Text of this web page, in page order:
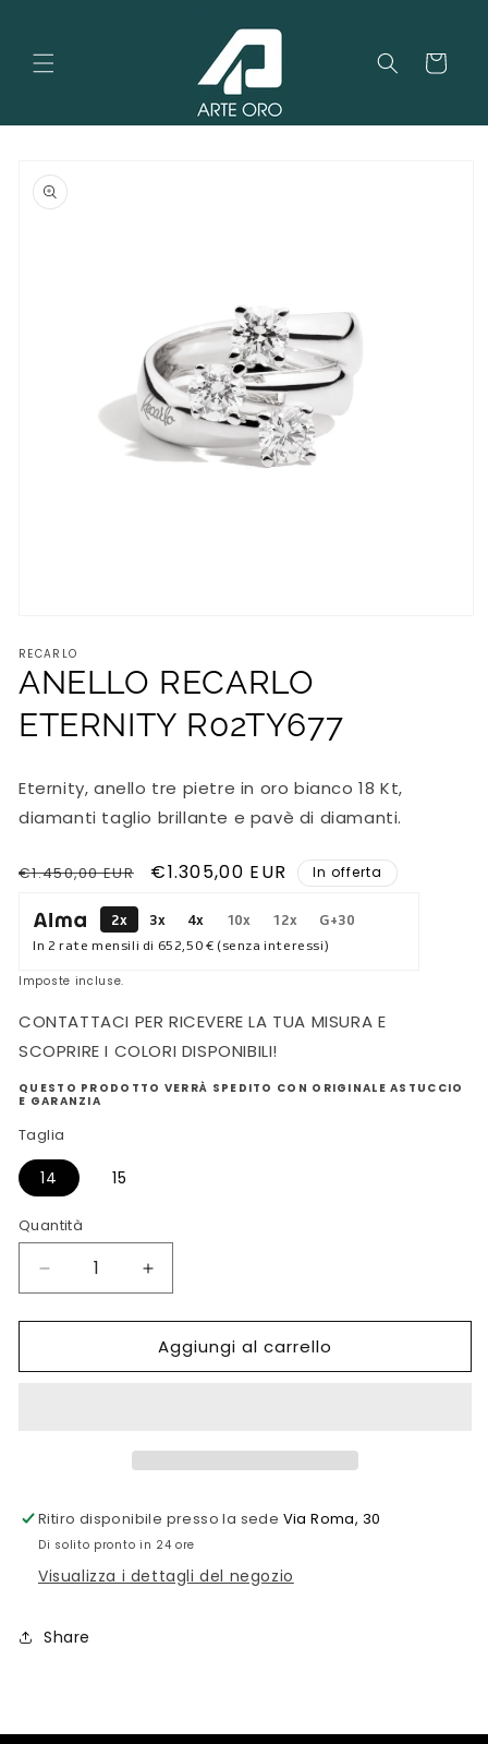
Carrello
informazioni
sul
prodotto
multimediali
in
modale
RECARLO
ANELLO RECARLO
ETERNITY R02TY677
Eternity, anello tre pietre in oro bianco 18 Kt,
diamanti taglio brillante e pavè di diamanti.
Prezzo
listino
€1.450,00 EUR
Prezzo
€1.305,00 EUR In offerta
2x 3x 4x 10x 12x
G+30
In 2 rate mensili di 652,50 € (senza interessi)
Imposte incluse.
CONTATTACI PER RICEVERE LA TUA MISURA E
SCOPRIRE I COLORI DISPONIBILI!
QUESTO PRODOTTO VERRÀ SPEDITO CON ORIGINALE ASTUCCIO
E GARANZIA
Taglia
14 15
Quantità
Diminuisci
quantità
per
RECARLO
Aumenta
quantità
per
ANELLO
RECARLO
Aggiungi al carrello
Ritiro disponibile presso la sede Via Roma, 30
Di solito pronto in 24 ore
Visualizza i dettagli del negozio
Share